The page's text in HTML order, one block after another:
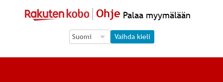
Ohje Palaa myymälään
Language Selection
Language Selection
Vaihda kieli